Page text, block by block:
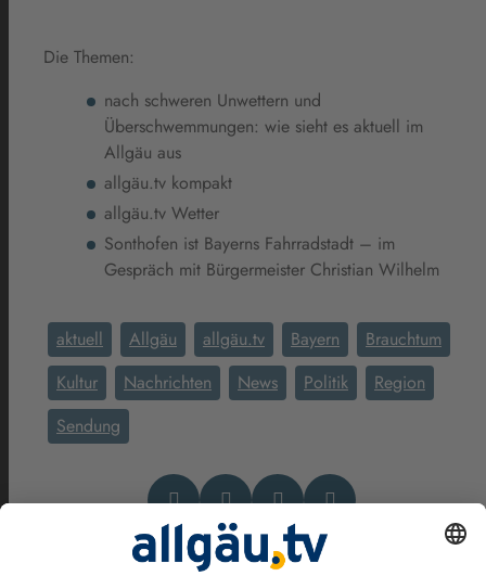
Die Themen:
nach schweren Unwettern und
Überschwemmungen: wie sieht es aktuell im
Allgäu aus
allgäu.tv kompakt
allgäu.tv Wetter
Sonthofen ist Bayerns Fahrradstadt – im
Gespräch mit Bürgermeister Christian Wilhelm
aktuell Allgäu allgäu.tv Bayern
Brauchtum
Kultur
Nachrichten News Politik
Region
Sendung